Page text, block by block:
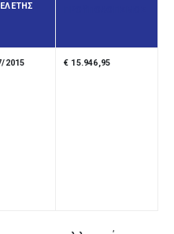
2015 € 15.946,95